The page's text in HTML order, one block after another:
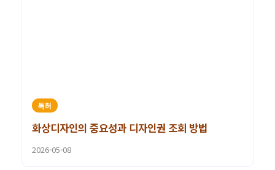
특허
화상디자인의 중요성과 디자인권 조회 방법
2026-05-08